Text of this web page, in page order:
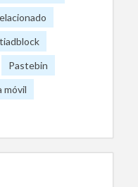
Pastebin
móvil